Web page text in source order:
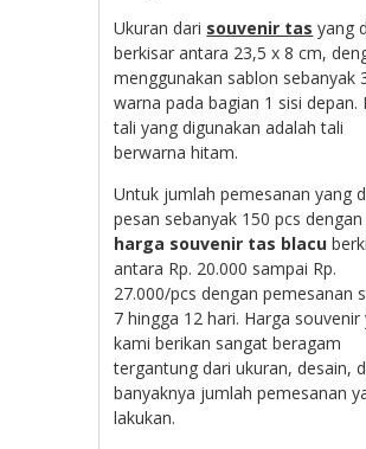
Ukuran dari souvenir tas yang
berkisar antara 23,5 x 8 cm,
menggunakan sablon sebanyak
warna pada bagian 1 sisi depan.
tali yang digunakan adalah tali
berwarna hitam.
Untuk jumlah pemesanan yang
pesan sebanyak 150 pcs dengan
harga souvenir tas blacu
antara Rp. 20.000 sampai Rp.
27.000/pcs dengan pemesanan
7 hingga 12 hari. Harga souvenir
kami berikan sangat beragam
tergantung dari ukuran, desain,
banyaknya jumlah pemesanan
lakukan.